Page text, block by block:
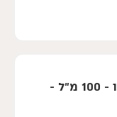
צבע אקריליק סטודיו - 100 מ"ל -